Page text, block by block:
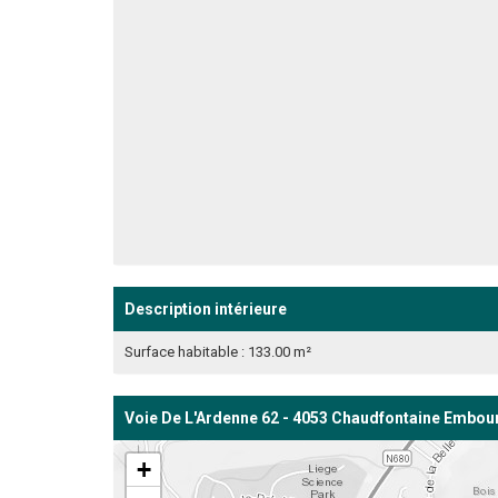
Description intérieure
Surface habitable : 133.00 m²
Voie De L'Ardenne 62 - 4053 Chaudfontaine
+